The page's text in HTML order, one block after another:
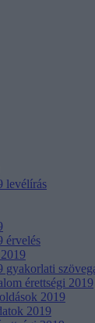
levélírás
érvelés
gyakorlati
érettségi 2019
2019
2019